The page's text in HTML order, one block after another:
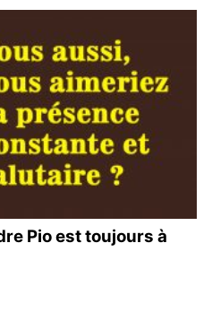
Pio est toujours à